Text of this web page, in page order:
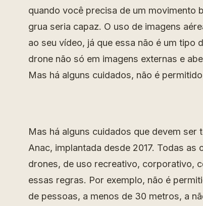
quando você precisa de um movimento
grua seria capaz. O uso de imagens
ao seu vídeo, já que essa não é um tipo
drone não só em imagens externas e
Mas há alguns cuidados, não é
Mas há alguns cuidados que devem ser
Anac, implantada desde 2017. Todas
drones, de uso recreativo, corporativo,
essas regras. Por exemplo, não é
de pessoas, a menos de 30 metros, a